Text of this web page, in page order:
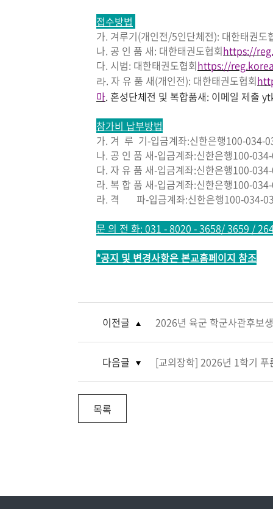
접수방법
가. 겨루기(개인전/5인단체전): 대한태권도
나. 공 인 품 새: 대한태권도협회https://
다. 시범: 대한태권도협회https://
라. 자 유 품 새(개인전): 대한태권도협회
마. 혼성단체전 및 복합품새: 이메일 제출
참가비 납부방법
가. 겨 루 기-입금계좌:신한은행100-034-
나. 공 인 품 새-입금계좌:신한은행100-
다. 자 유 품 새-입금계좌:신한은행100-
라. 복 합 품 새-입금계좌:신한은행100-
라. 격 파-입금계좌:신한은행100-034-
문 의 전 화: 031 - 8020 - 3658/ 3659 /
*공지 및 변경사항은 본교홈페이지 참조
이전글 2026년 육군 학군사관후보
다음글 [교외장학] 2026년 1학기
목록